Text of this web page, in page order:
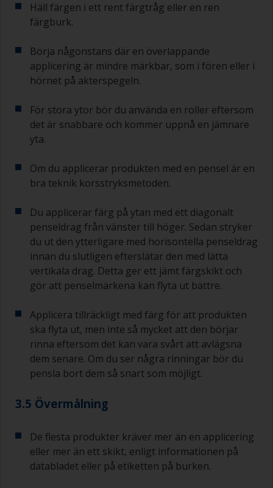
Häll färgen i ett rent färgtråg eller en ren
färgburk.
Börja någonstans där en överlappande
applicering är mindre märkbar, som i fören eller i
hörnet på akterspegeln.
För stora ytor bör du använda en roller eftersom
det är snabbare och kommer uppnå en jämnare
yta.
Om du applicerar produkten med en pensel är en
bra teknik korsstryksmetoden.
Du applicerar färg på ytan med ett diagonalt
penseldrag från vänster till höger. Sedan stryker
du ut den ytterligare med horisontella penseldrag
innan du slutligen efterslätar den med lätta
vertikala drag. Detta ger ett jämt färgskikt och
gör att penselmärkena kan flyta ut bättre.
Applicera tillräckligt med färg för att produkten
ska flyta ut, men inte så mycket att den börjar
rinna eftersom det kan vara svårt att avlägsna
dem senare. Om du ser några rinningar bör du
pensla bort dem så snart som möjligt.
3.5 Övermålning
De flesta produkter kräver mer än en applicering
eller mer än ett skikt, enligt informationen på
databladet eller på etiketten på burken.